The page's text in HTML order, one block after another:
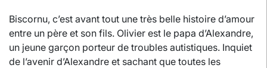
Biscornu, c’est avant tout une très belle histoire d’amour
entre un père et son fils. Olivier est le papa d’Alexandre,
un jeune garçon porteur de troubles autistiques. Inquiet
de l’avenir d’Alexandre et sachant que toutes les